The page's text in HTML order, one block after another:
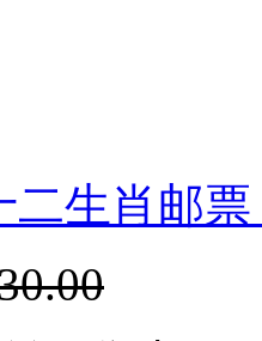
二生肖邮